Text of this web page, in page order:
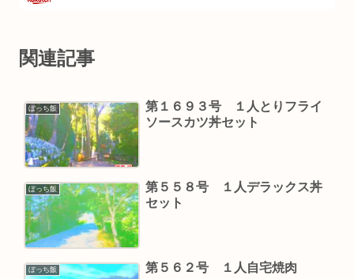
関連記事
ぼっち飯
第１６９３号 １人とりフライ
ソースカツ丼セット
ぼっち飯
第５５８号 １人デラックス丼
セット
ぼっち飯 第５６２号 １人自宅焼肉